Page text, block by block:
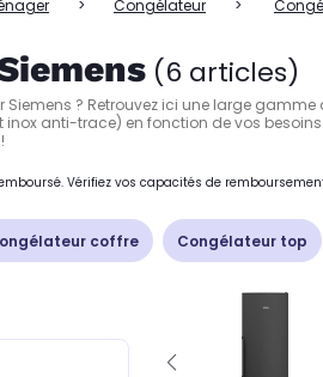
Congélateur
(6 articles)
Siemens ? Retrouvez ici une large
inox anti-trace) en fonction de vos
Vérifiez vos capacités de
coffre Congélateur top